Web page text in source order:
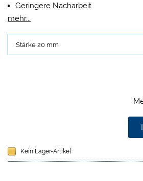
Geringere Nacharbeit
Optimaler Haftverbund mit
mehr...
Kein Lager-Artikel